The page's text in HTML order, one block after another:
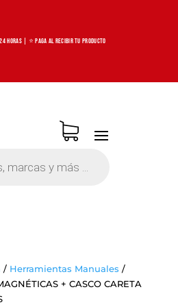
horas | ⭐ Paga al recibir tu producto
/ Herramientas Manuales /
+ CASCO CARETA